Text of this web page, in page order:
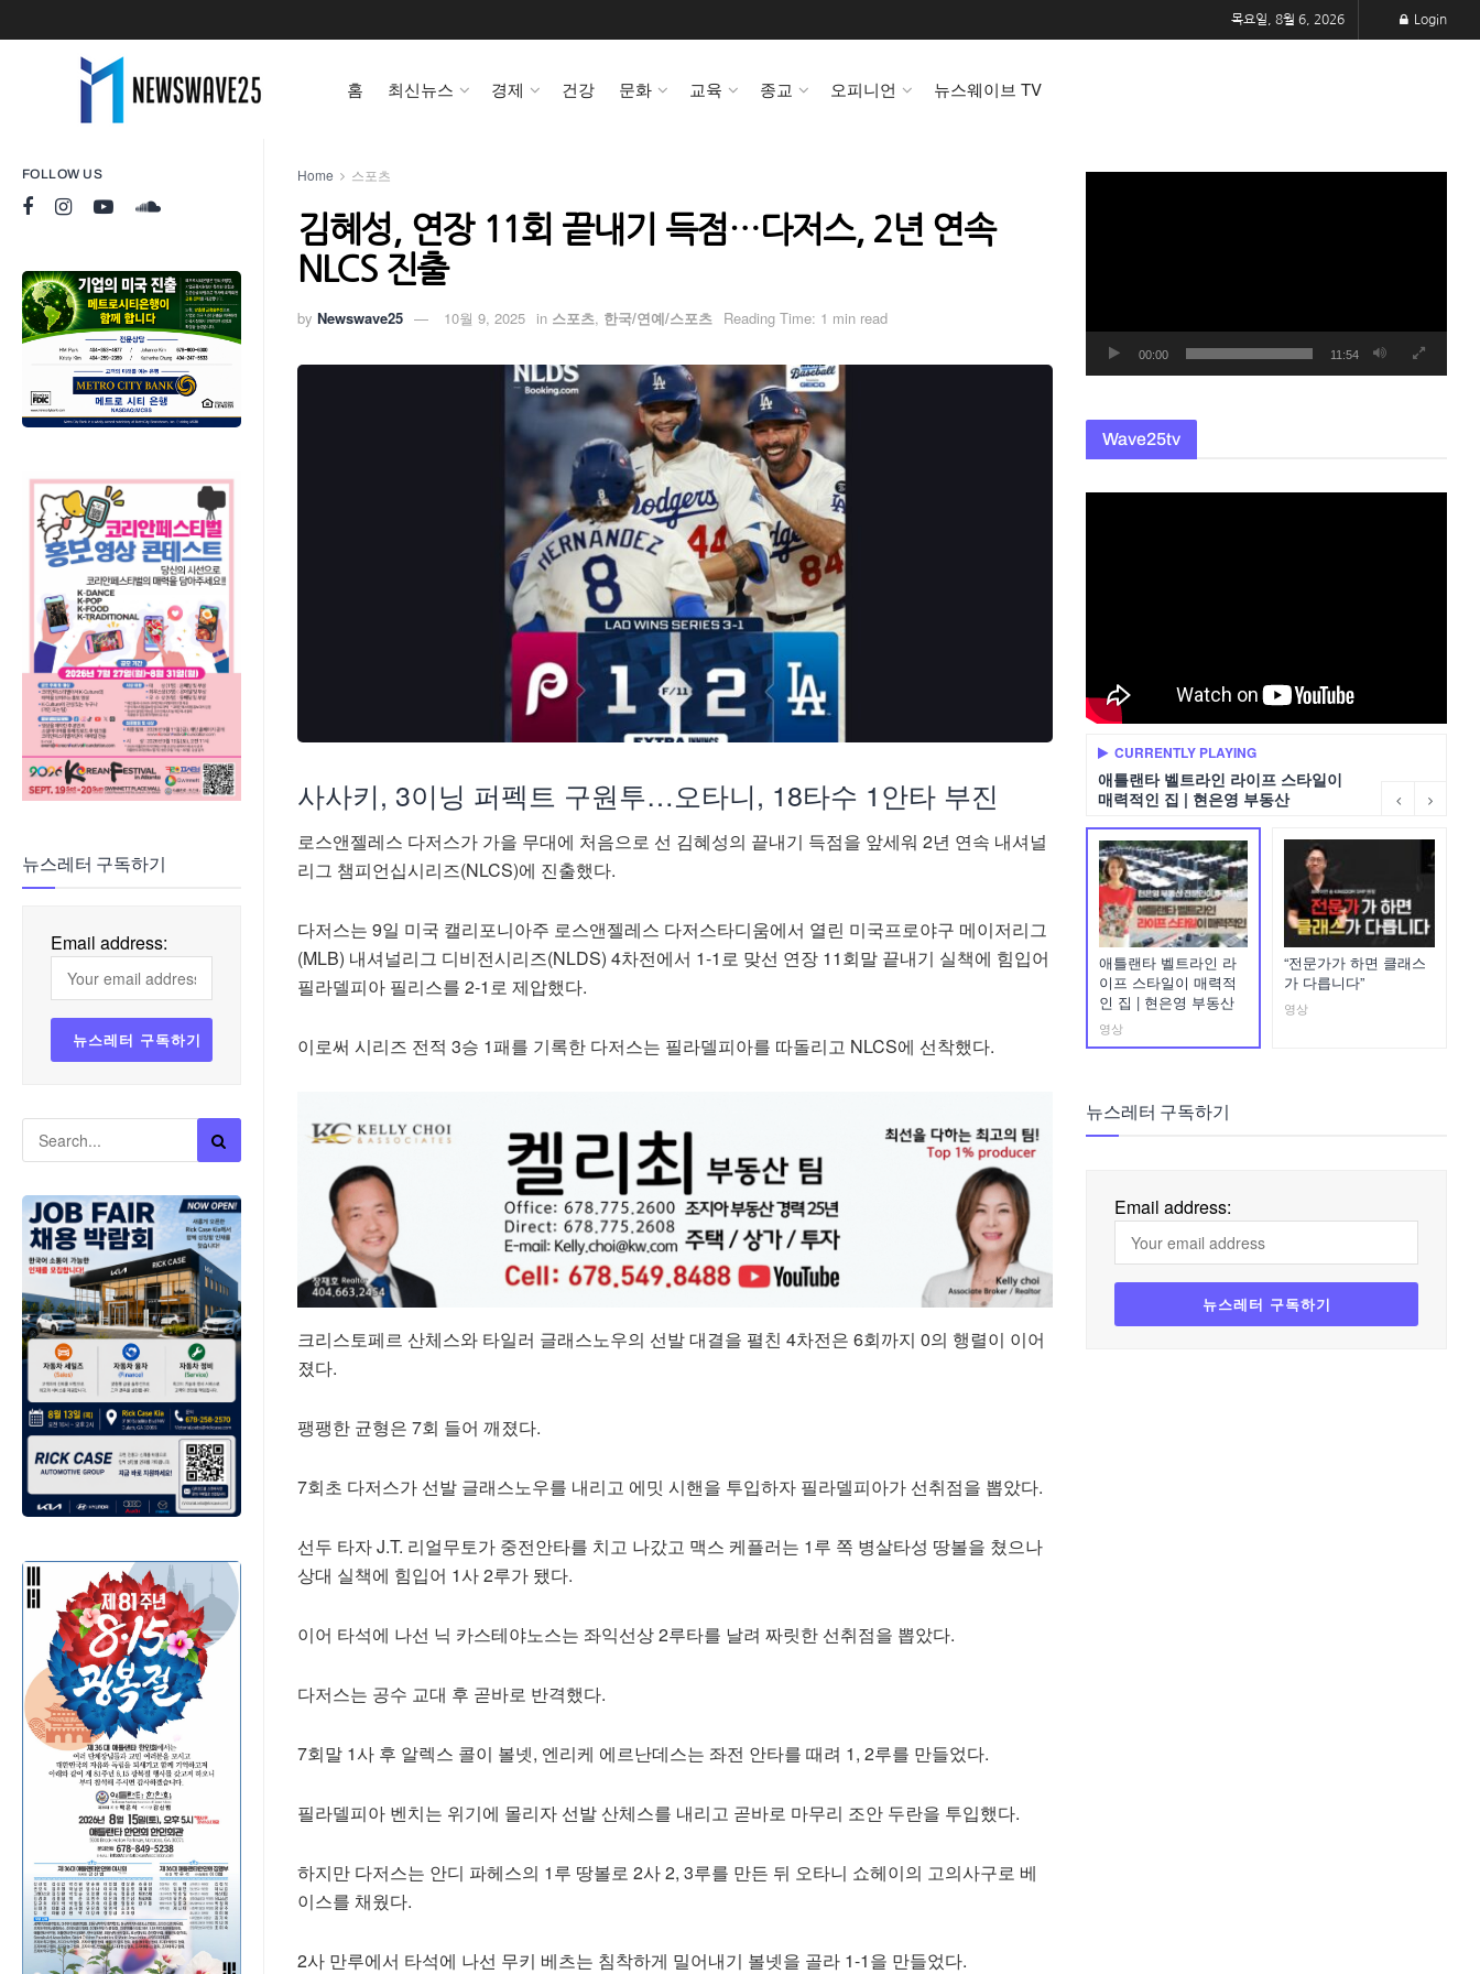
FOLLOW US
뉴스레터 구독하기
Email address:
목요일, 8월 6, 2026 Login
홈 최신뉴스 경제 건강 문화 교육 종교 오피니언 뉴스웨이브 TV
Home 스포츠
김혜성, 연장 11회 끝내기 득점…다저스, 2년 연속
NLCS 진출
by Newswave25 10월 9, 2025 in 스포츠, 한국/연예/스포츠 Reading Time: 1 min read
사사키, 3이닝 퍼펙트 구원투…오타니, 18타수 1안타 부진
로스앤젤레스 다저스가 가을 무대에 처음으로 선 김혜성의 끝내기 득점을 앞세워 2년 연속 내셔널
리그 챔피언십시리즈(NLCS)에 진출했다.
다저스는 9일 미국 캘리포니아주 로스앤젤레스 다저스타디움에서 열린 미국프로야구 메이저리그
(MLB) 내셔널리그 디비전시리즈(NLDS) 4차전에서 1-1로 맞선 연장 11회말 끝내기 실책에 힘입어
필라델피아 필리스를 2-1로 제압했다.
이로써 시리즈 전적 3승 1패를 기록한 다저스는 필라델피아를 따돌리고 NLCS에 선착했다.
크리스토페르 산체스와 타일러 글래스노우의 선발 대결을 펼친 4차전은 6회까지 0의 행렬이 이어
졌다.
팽팽한 균형은 7회 들어 깨졌다.
7회초 다저스가 선발 글래스노우를 내리고 에밋 시핸을 투입하자 필라델피아가 선취점을 뽑았다.
선두 타자 J.T. 리얼무토가 중전안타를 치고 나갔고 맥스 케플러는 1루 쪽 병살타성 땅볼을 쳤으나
상대 실책에 힘입어 1사 2루가 됐다.
이어 타석에 나선 닉 카스테야노스는 좌익선상 2루타를 날려 짜릿한 선취점을 뽑았다.
다저스는 공수 교대 후 곧바로 반격했다.
7회말 1사 후 알렉스 콜이 볼넷, 엔리케 에르난데스는 좌전 안타를 때려 1, 2루를 만들었다.
필라델피아 벤치는 위기에 몰리자 선발 산체스를 내리고 곧바로 마무리 조안 두란을 투입했다.
하지만 다저스는 안디 파헤스의 1루 땅볼로 2사 2, 3루를 만든 뒤 오타니 쇼헤이의 고의사구로 베
이스를 채웠다.
2사 만루에서 타석에 나선 무키 베츠는 침착하게 밀어내기 볼넷을 골라 1-1을 만들었다.
00:00 11:54
Wave25tv
CURRENTLY PLAYING
애틀랜타 벨트라인 라이프 스타일이
매력적인 집 | 현은영 부동산
애틀랜타 벨트라인 라
이프 스타일이 매력적
인 집 | 현은영 부동산
영상
“전문가가 하면 클래스
가 다릅니다”
영상
뉴스레터 구독하기
Email address: